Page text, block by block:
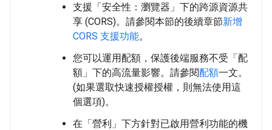
支援「安全性：瀏覽器」 下的跨源資源共
享 (CORS)。請參閱本節的後續章節新增
CORS 支援功能。
您可以運用配額，保護後端服務不受「配
額」 下的高流量影響。請參閱配額一文。
(如果選取快速授權授權，則無法使用這
個選項)。
在「營利」 下方針對已啟用營利功能的機